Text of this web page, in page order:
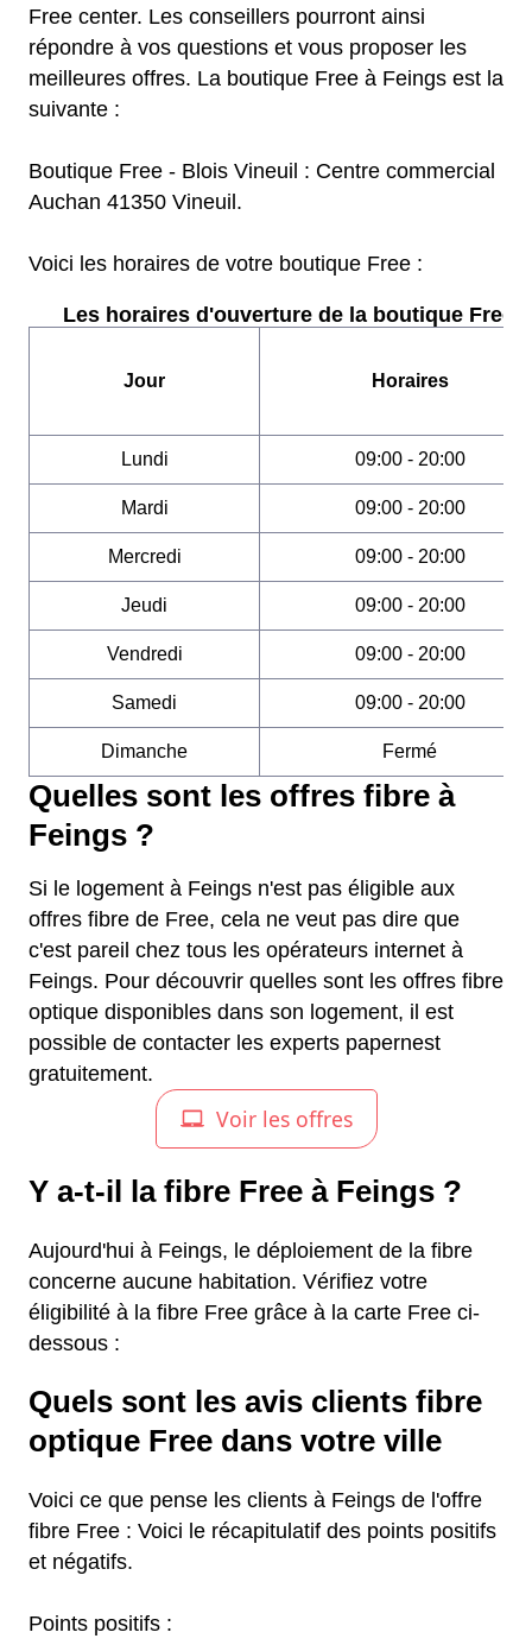
Free center. Les conseillers pourront ainsi
répondre à vos questions et vous proposer les
meilleures offres. La boutique Free à Feings est la
suivante :
Boutique Free - Blois Vineuil : Centre commercial
Auchan 41350 Vineuil.
Voici les horaires de votre boutique Free :
Les horaires d'ouverture de la boutique Free :
Jour Horaires
Lundi 09:00 - 20:00
Mardi 09:00 - 20:00
Mercredi 09:00 - 20:00
Jeudi 09:00 - 20:00
Vendredi 09:00 - 20:00
Samedi 09:00 - 20:00
Dimanche Fermé
Quelles sont les offres fibre à
Feings ?
Si le logement à Feings n'est pas éligible aux
offres fibre de Free, cela ne veut pas dire que
c'est pareil chez tous les opérateurs internet à
Feings. Pour découvrir quelles sont les offres fibre
optique disponibles dans son logement, il est
possible de contacter les experts papernest
gratuitement.
Y a-t-il la fibre Free à Feings ?
Aujourd'hui à Feings, le déploiement de la fibre
concerne aucune habitation. Vérifiez votre
éligibilité à la fibre Free grâce à la carte Free ci-
dessous :
Quels sont les avis clients fibre
optique Free dans votre ville
Voici ce que pense les clients à Feings de l'offre
fibre Free : Voici le récapitulatif des points positifs
et négatifs.
Points positifs :